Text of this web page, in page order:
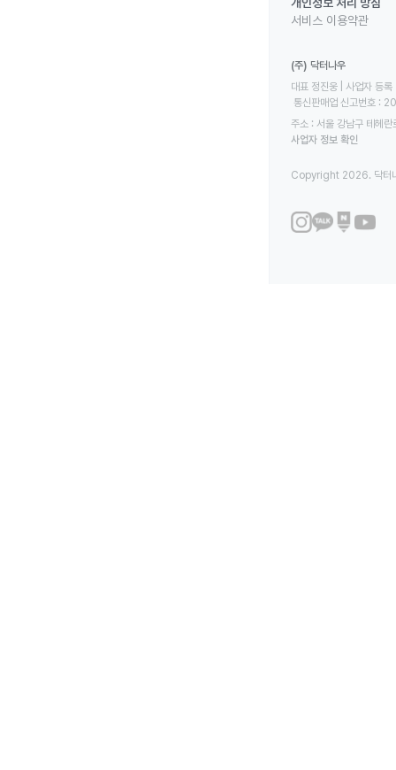
서비스 이용약관
(주) 닥터나우
대표 정진웅 | 사업자
통신판매업 신고번호
주소 : 서울 강남구 테헤
사업자 정보 확인
Copyright 2026. 닥터